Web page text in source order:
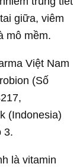
giữa, viêm
mô mềm.
Việt Nam
(Số
(Indonesia)
3.
là vitamin